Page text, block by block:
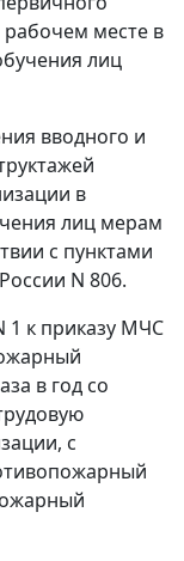
месте в
лиц
вводного и
в
лиц мерам
с пунктами
N 806.
1 к приказу МЧС
в год со
с